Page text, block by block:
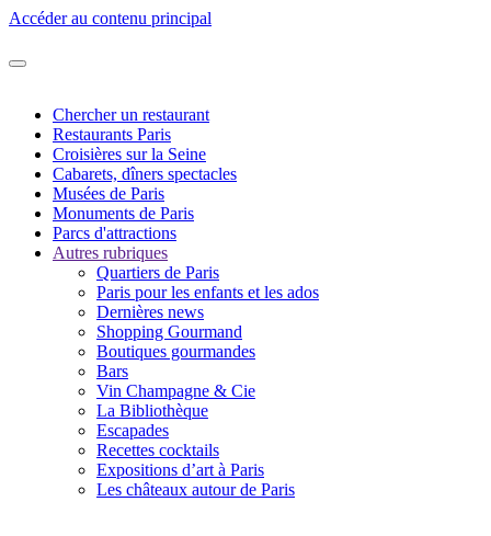
Accéder au contenu principal
Chercher un restaurant
Restaurants Paris
Croisières sur la Seine
Cabarets, dîners spectacles
Musées de Paris
Monuments de Paris
Parcs d'attractions
Autres rubriques
Quartiers de Paris
Paris pour les enfants et les ados
Dernières news
Shopping Gourmand
Boutiques gourmandes
Bars
Vin Champagne & Cie
La Bibliothèque
Escapades
Recettes cocktails
Expositions d’art à Paris
Les châteaux autour de Paris